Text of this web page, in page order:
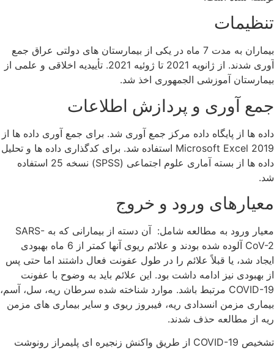
تنظیمات
بیماران به مدت 7 ماه در یکی از بیمارستان های دولتی عراق جمع
آوری شدند. از ژانویه 2021 تا ژوئیه 2021. تأییدیه اخلاقی و علمی از
بیمارستان آموزشی الجمهوری اخذ شد.
جمع آوری و پردازش اطلاعات
داده ها از پایگاه داده مرکز جمع آوری شد. برای جمع آوری داده ها از
Microsoft Excel 2019 استفاده شد. برای کدگذاری داده ها و تحلیل
داده ها از بسته آماری علوم اجتماعی (SPSS) نسخه 25 استفاده
شد.
معیارهای ورود و خروج
معیار ورود به مطالعه شامل: آن دسته از بیمارانی که به SARS-
CoV-2 آلوده شده بودند و علائم ریوی آنها کمتر از 6 ماه بهبودی
ایجاد شد، یا قبلاً علائم را در طول عفونت فعال داشتند اما حتی پس
از بهبودی نیز ادامه داشت بود. این علائم باید به وضوح با عفونت
COVID-19 مرتبط باشد. موارد شناخته شده سرطان ریه، سل، آسم،
بیماری مزمن انسدادی ریه، فیبروز ریوی و سایر بیماری های مزمن
ریه از مطالعه حذف شدند.
تشخیص COVID-19 از طریق واکنش زنجیره ای پلیمراز رونوشت